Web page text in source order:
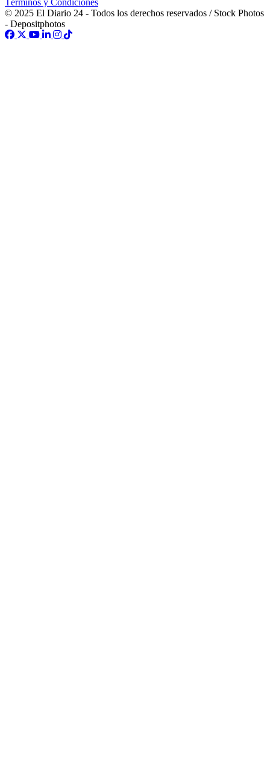
© 2025 El Diario 24 - Todos los derechos reservados / Stock Photos
- Depositphotos